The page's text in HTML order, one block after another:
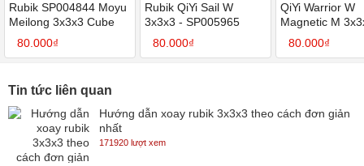
Rubik SP004844 Moyu
Meilong 3x3x3 Cube
80.000₫
Rubik QiYi Sail W
3x3x3 - SP005965
80.000₫
QiYi Warrior W
Magnetic M
Stickerless
80.000₫
Tin tức liên quan
Hướng dẫn xoay rubik 3x3x3 theo cách đơn giản
nhất
171920 lượt xem